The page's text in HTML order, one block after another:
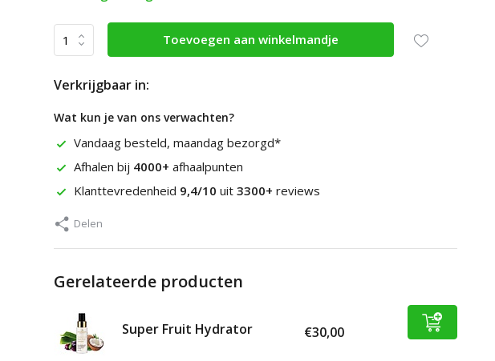
Toevoegen aan winkelmandje
Verkrijgbaar in:
Wat kun je van ons verwachten?
Vandaag besteld, maandag bezorgd*
Afhalen bij 4000+ afhaalpunten
Klanttevredenheid 9,4/10 uit 3300+ reviews
Delen
Gerelateerde producten
Super Fruit Hydrator €30,00